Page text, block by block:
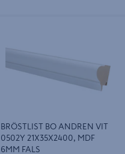
BRÖSTLIST BO ANDREN VIT
0502Y 21X35X2400, MDF
6MM FALS